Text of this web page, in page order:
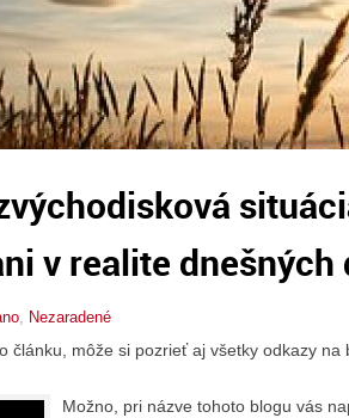
v realite dnešných
Nezaradené
článku, môže si pozrieť aj všetky odkazy na
Možno, pri názve tohoto blogu vás